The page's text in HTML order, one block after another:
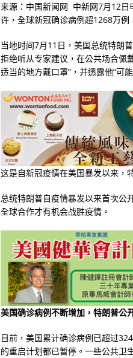
来源：中国新闻网 中新网7月12日
许，全球新冠确诊病例超1268万
当地时间7月11日，美国总统特朗
拒绝听从专家建议，在公共场合佩
适当的地方戴口罩”，并透露他“可
这是自新冠疫情在美国暴发以来，
总统特朗普自疫情暴发以来首次公
全球合作才有机会战胜疫情。
美国确诊病例不断增加，特朗普公
目前，美国累计确诊病例已超过
的重启计划都已暂停。一些公共卫